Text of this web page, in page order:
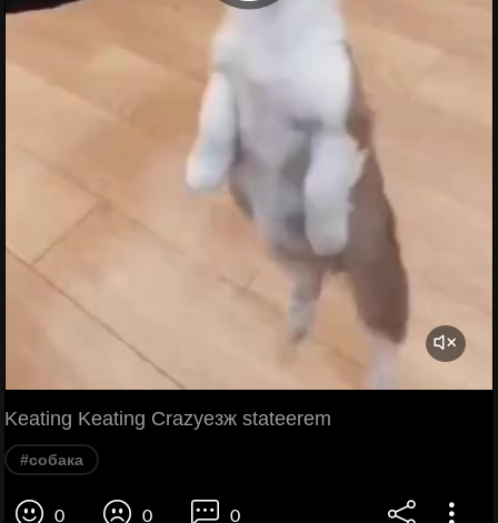
Keating Keating Crazyезж stateerem
#собака
0 0 0